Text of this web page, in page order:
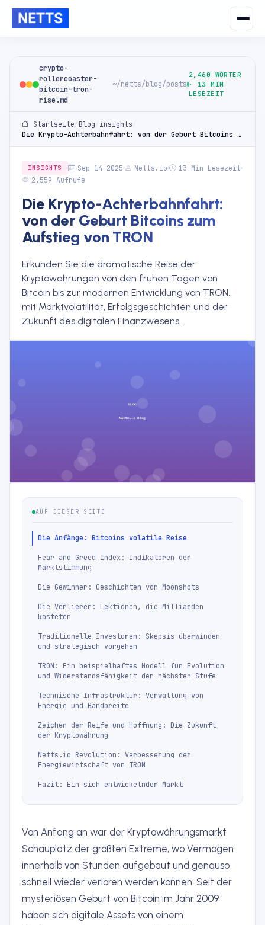
crypto-
rollercoaster-
bitcoin-tron-
rise.md
~/netts/blog/posts
2,460 WÖRTER
· 13 MIN
LESEZEIT
Startseite Blog insights
Die Krypto-Achterbahnfahrt: von der Geburt Bitcoins zum Aufstieg von TRON
INSIGHTS Sep 14 2025 Netts.io
13 Min Lesezeit
2,559 Aufrufe
Die Krypto-Achterbahnfahrt:
von der Geburt Bitcoins zum
Aufstieg von TRON
Erkunden Sie die dramatische Reise der
Kryptowährungen von den frühen Tagen von
Bitcoin bis zur modernen Entwicklung von TRON,
mit Marktvolatilität, Erfolgsgeschichten und der
Zukunft des digitalen Finanzwesens.
Von Anfang an war der Kryptowährungsmarkt
Schauplatz der größten Extreme, wo Vermögen
innerhalb von Stunden aufgebaut und genauso
schnell wieder verloren werden können. Seit der
mysteriösen Geburt von Bitcoin im Jahr 2009
haben sich digitale Assets von einem
AUF DIESER SEITE
Die Anfänge: Bitcoins volatile Reise
Fear and Greed Index: Indikatoren der
Marktstimmung
Die Gewinner: Geschichten von Moonshots
Die Verlierer: Lektionen, die Milliarden
kosteten
Traditionelle Investoren: Skepsis überwinden
und strategisch vorgehen
TRON: Ein beispielhaftes Modell für Evolution
und Widerstandsfähigkeit der nächsten Stufe
Technische Infrastruktur: Verwaltung von
Energie und Bandbreite
Zeichen der Reife und Hoffnung: Die Zukunft
der Kryptowährung
Netts.io Revolution: Verbesserung der
Energiewirtschaft von TRON
Fazit: Ein sich entwickelnder Markt